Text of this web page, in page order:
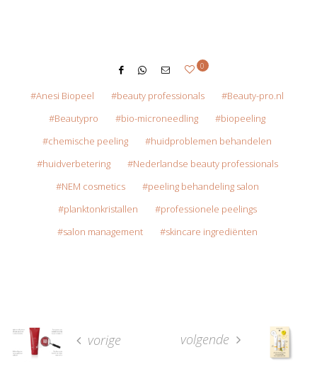
0
Anesi Biopeel beauty professionals
Beauty-pro.nl
Beautypro
bio-microneedling
biopeeling
chemische peeling
huidproblemen behandelen
huidverbetering
Nederlandse beauty professionals
NEM cosmetics
peeling behandeling salon
planktonkristallen
professionele peelings
salon management
skincare ingrediënten
vorige volgende